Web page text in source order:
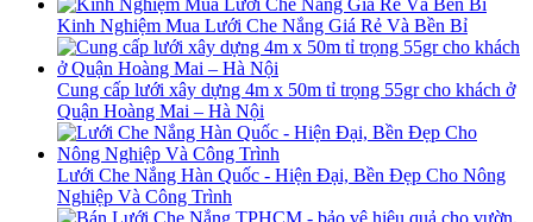
Kinh Nghiệm Mua Lưới Che Nắng Giá Rẻ Và Bền Bỉ
Cung cấp lưới xây dựng 4m x 50m tỉ trọng 55gr cho khách ở
Quận Hoàng Mai – Hà Nội
Lưới Che Nắng Hàn Quốc - Hiện Đại, Bền Đẹp Cho Nông
Nghiệp Và Công Trình